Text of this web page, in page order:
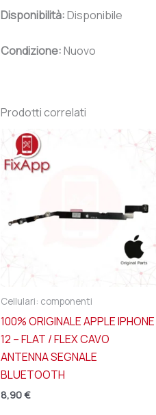
Disponibilità:Disponibile
Condizione:Nuovo
Prodotti correlati
Cellulari: componenti
100% ORIGINALE APPLE IPHONE
12 – FLAT / FLEX CAVO
ANTENNA SEGNALE
BLUETOOTH
8,90€